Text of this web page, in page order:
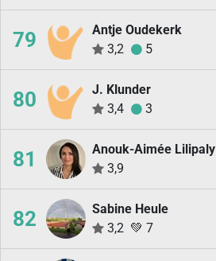
79
Antje Oudekerk
3,2
5
80
J. Klunder
3,4
3
81
Anouk-Aimée Lilipaly
3,9
82
Sabine Heule
3,2 💚 7